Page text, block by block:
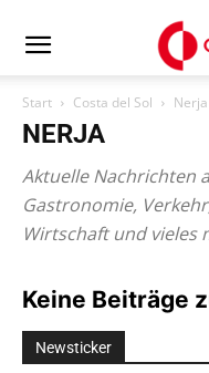
Start Costa del Sol Nerja
NERJA
Aktuelle Nachrichten
Gastronomie,
Wirtschaft und vieles
Keine Beiträge
Newsticker